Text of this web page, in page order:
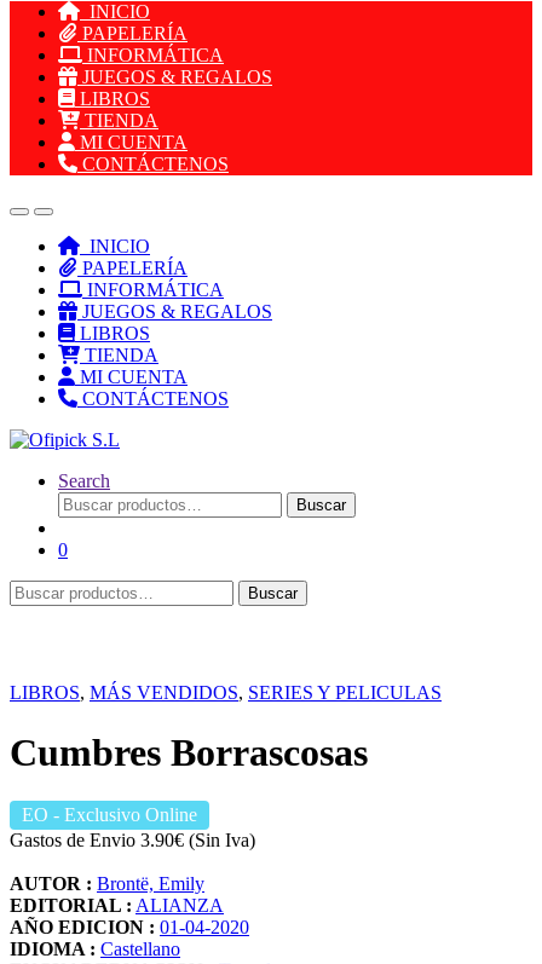
INICIO
PAPELERÍA
INFORMÁTICA
JUEGOS & REGALOS
LIBROS
TIENDA
MI CUENTA
CONTÁCTENOS
INICIO
PAPELERÍA
INFORMÁTICA
JUEGOS & REGALOS
LIBROS
TIENDA
MI CUENTA
CONTÁCTENOS
Search
Buscar
por:
Buscar
0
Buscar
por:
Buscar
LIBROS, MÁS VENDIDOS, SERIES Y PELICULAS
Cumbres Borrascosas
EO - Exclusivo Online
Gastos de Envio 3.90€ (Sin Iva)
AUTOR : Brontë, Emily
EDITORIAL : ALIANZA
AÑO EDICION : 01-04-2020
IDIOMA : Castellano